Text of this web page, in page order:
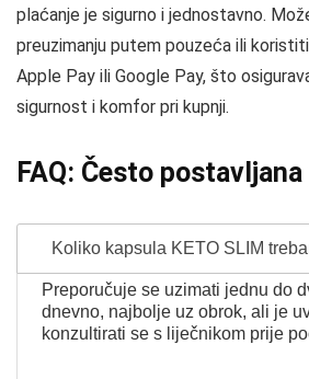
plaćanje je sigurno i jednostavno.
preuzimanju putem pouzeća ili
Apple Pay ili Google Pay, što
sigurnost i komfor pri kupnji.
FAQ: Često
Koliko kapsula KETO SLIM
Preporučuje se uzimati jednu do
dnevno, najbolje uz obrok, ali je
konzultirati se s liječnikom prije